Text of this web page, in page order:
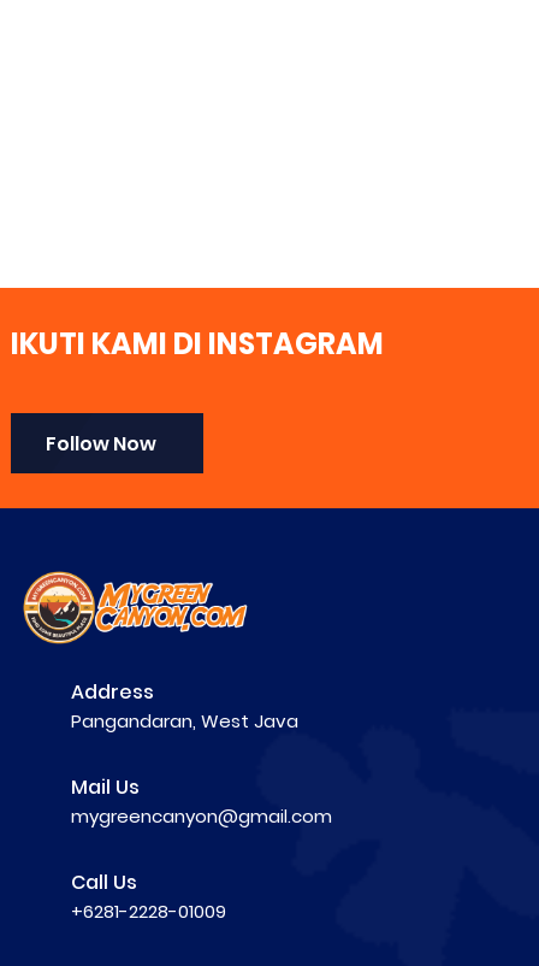
IKUTI KAMI DI INSTAGRAM
Follow Now
Address
Pangandaran, West Java
Mail Us
mygreencanyon@gmail.com
Call Us
+6281-2228-01009